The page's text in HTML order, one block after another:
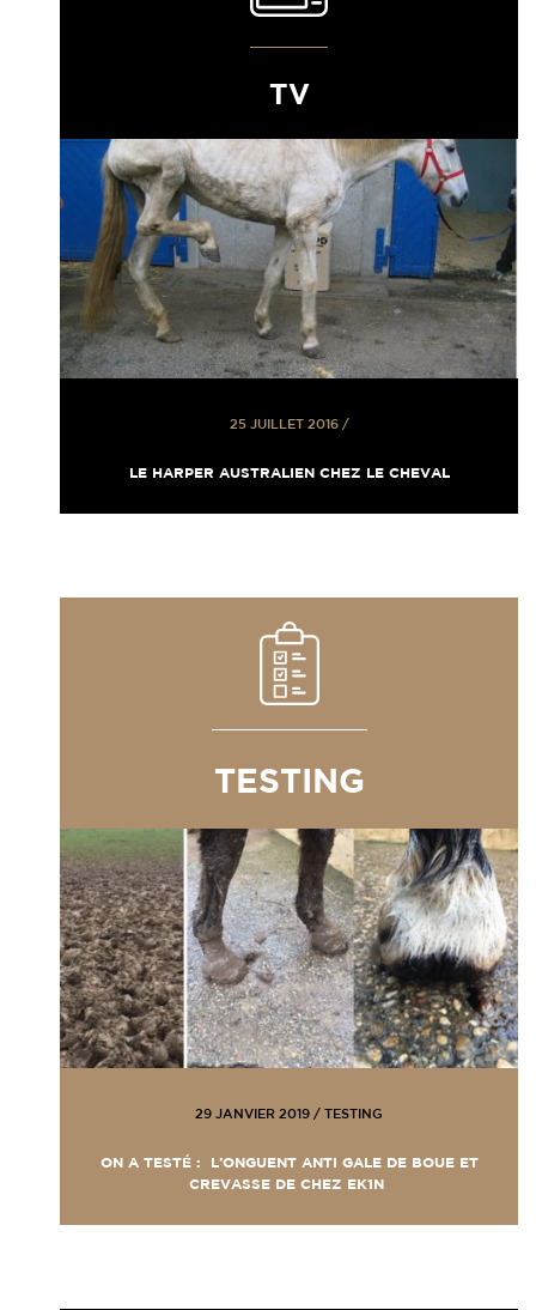
TV
25 JUILLET 2016/
LE HARPER AUSTRALIEN CHEZ LE CHEVAL
TESTING
29 JANVIER 2019 / TESTING
ON A TESTÉ : L’ONGUENT ANTI GALE DE BOUE ET
CREVASSE DE CHEZ EK1N